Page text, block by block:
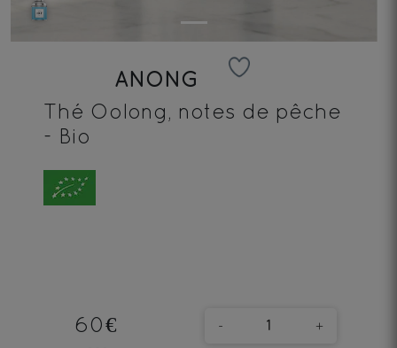
ANONG
Thé Oolong, notes de pêche
- Bio
60€ - +